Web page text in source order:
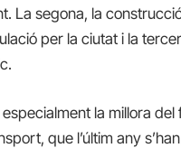
La segona, la
per la ciutat i la
la millora
que l’últim any